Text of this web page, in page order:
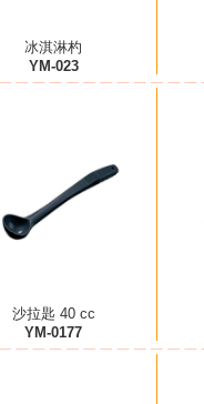
冰淇淋杓
YM-023
沙拉匙 40 cc
YM-0177